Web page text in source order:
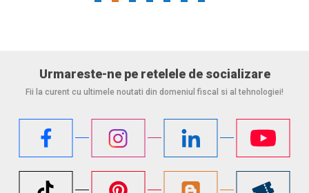
Pachetul statiei bidirectionale Motorola XT185 contine:
Doua statii
Doua baterii reincarcabile Li-Ion 1130mAh
Doua cleme de centura
Urmareste-ne pe retelele de socializare
Fii la curent cu ultimele noutati din domeniul fiscal si al tehnologiei!